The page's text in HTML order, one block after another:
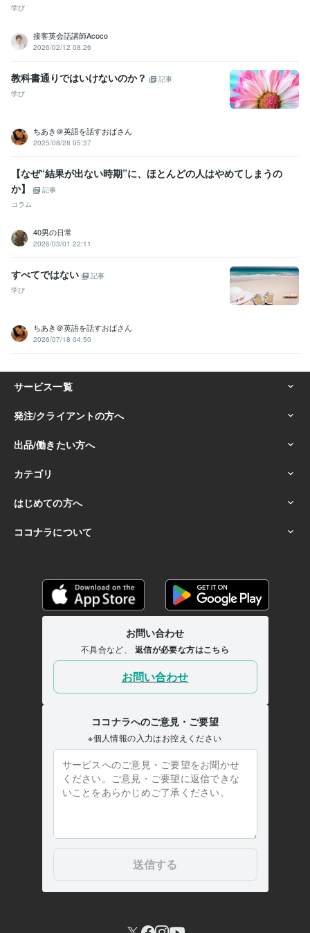
学び
接客英会話講師Acoco
2026/02/12 08:26
教科書通りではいけないのか？
記事
学び
ちあき＠英語を話すおばさん
2025/08/28 05:37
【なぜ“結果が出ない時期”に、ほとんどの人はやめてしまうの
か】
記事
コラム
40男の日常
2026/03/01 22:11
すべてではない
記事
学び
ちあき＠英語を話すおばさん
2026/07/18 04:50